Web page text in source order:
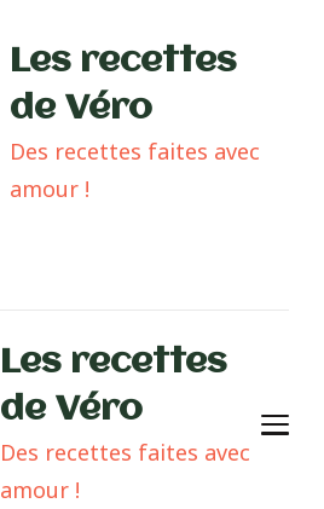
Les recettes
de Véro
Des recettes faites avec
amour !
Les recettes
de Véro
Des recettes faites avec
amour !